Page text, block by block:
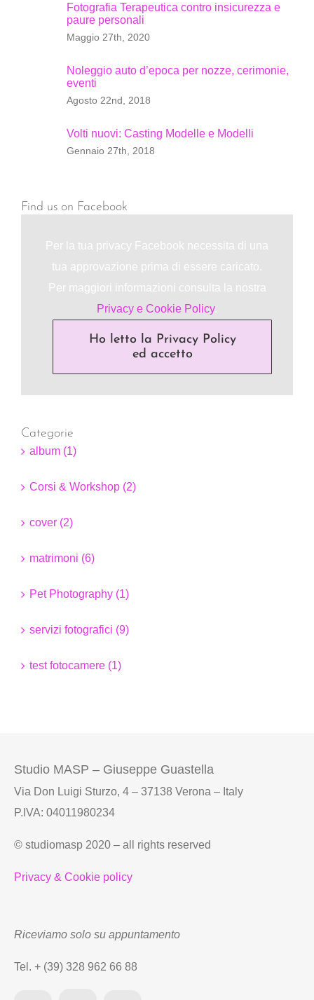
Fotografia Terapeutica contro insicurezza e
paure personali
Maggio 27th, 2020
Noleggio auto d’epoca per nozze, cerimonie,
eventi
Agosto 22nd, 2018
Volti nuovi: Casting Modelle e Modelli
Gennaio 27th, 2018
Find us on Facebook
Per la tua privacy Facebook necessita di una
tua approvazione prima di essere caricato.
Per maggiori informazioni consulta la nostra
Privacy e Cookie Policy.
Ho letto la Privacy Policy
ed accetto
Categorie
album (1)
Corsi & Workshop (2)
cover (2)
matrimoni (6)
Pet Photography (1)
servizi fotografici (9)
test fotocamere (1)
Studio MASP – Giuseppe Guastella
Via Don Luigi Sturzo, 4 – 37138 Verona – Italy
P.IVA: 04011980234
© studiomasp 2020 – all rights reserved
Privacy & Cookie policy
Riceviamo solo su appuntamento
Tel. + (39) 328 962 66 88